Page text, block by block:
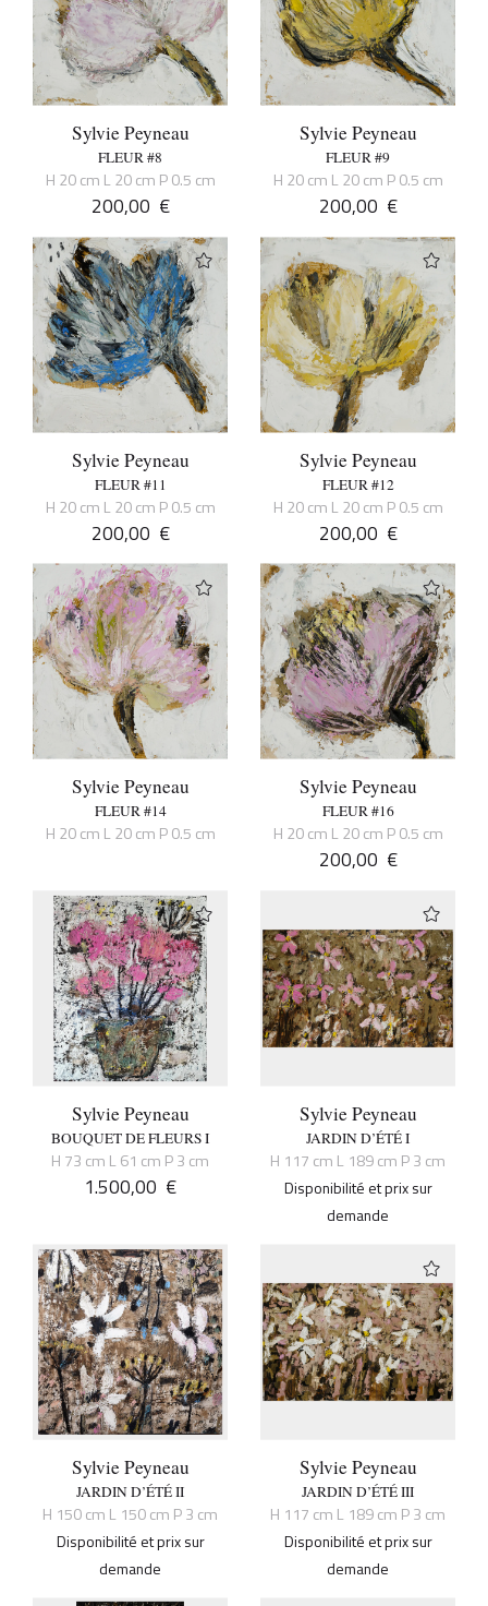
Sylvie Peyneau
FLEUR #8
H 20 cm L 20 cm P 0.5 cm
200,00 €
Sylvie Peyneau
FLEUR #9
H 20 cm L 20 cm P 0.5 cm
200,00 €
Sylvie Peyneau
FLEUR #11
H 20 cm L 20 cm P 0.5 cm
200,00 €
Sylvie Peyneau
FLEUR #12
H 20 cm L 20 cm P 0.5 cm
200,00 €
Sylvie Peyneau
FLEUR #14
H 20 cm L 20 cm P 0.5 cm
Sylvie Peyneau
FLEUR #16
H 20 cm L 20 cm P 0.5 cm
200,00 €
Sylvie Peyneau
BOUQUET DE FLEURS I
H 73 cm L 61 cm P 3 cm
1.500,00 €
Sylvie Peyneau
JARDIN D’ÉTÉ I
H 117 cm L 189 cm P 3 cm
Disponibilité et prix sur
demande
Sylvie Peyneau
JARDIN D’ÉTÉ II
H 150 cm L 150 cm P 3 cm
Disponibilité et prix sur
demande
Sylvie Peyneau
JARDIN D’ÉTÉ III
H 117 cm L 189 cm P 3 cm
Disponibilité et prix sur
demande